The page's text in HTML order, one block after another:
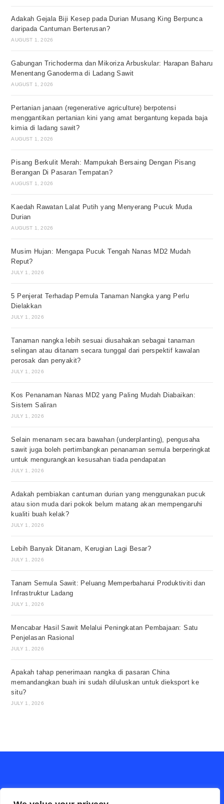
Adakah Gejala Biji Kesep pada Durian Musang King Berpunca
daripada Cantuman Berterusan?
AUGUST 1, 2026
Gabungan Trichoderma dan Mikoriza Arbuskular: Harapan Baharu
Menentang Ganoderma di Ladang Sawit
AUGUST 1, 2026
Pertanian janaan (regenerative agriculture) berpotensi
menggantikan pertanian kini yang amat bergantung kepada baja
kimia di ladang sawit?
AUGUST 1, 2026
Pisang Berkulit Merah: Mampukah Bersaing Dengan Pisang
Berangan Di Pasaran Tempatan?
AUGUST 1, 2026
Kaedah Rawatan Lalat Putih yang Menyerang Pucuk Muda
Durian
AUGUST 1, 2026
Musim Hujan: Mengapa Pucuk Tengah Nanas MD2 Mudah
Reput?
JULY 1, 2026
5 Penjerat Terhadap Pemula Tanaman Nangka yang Perlu
Dielakkan
JULY 1, 2026
Tanaman nangka lebih sesuai diusahakan sebagai tanaman
selingan atau ditanam secara tunggal dari perspektif kawalan
perosak dan penyakit?
JULY 1, 2026
Kos Penanaman Nanas MD2 yang Paling Mudah Diabaikan:
Sistem Saliran
JULY 1, 2026
Selain menanam secara bawahan (underplanting), pengusaha
sawit juga boleh pertimbangkan penanaman semula berperingkat
untuk mengurangkan kesusahan tiada pendapatan
JULY 1, 2026
Adakah pembiakan cantuman durian yang menggunakan pucuk
atau sion muda dari pokok belum matang akan mempengaruhi
kualiti buah kelak?
JULY 1, 2026
Lebih Banyak Ditanam, Kerugian Lagi Besar?
JULY 1, 2026
Tanam Semula Sawit: Peluang Memperbaharui Produktiviti dan
Infrastruktur Ladang
JULY 1, 2026
Mencabar Hasil Sawit Melalui Peningkatan Pembajaan: Satu
Penjelasan Rasional
JULY 1, 2026
Apakah tahap penerimaan nangka di pasaran China
memandangkan buah ini sudah diluluskan untuk dieksport ke
situ?
JULY 1, 2026